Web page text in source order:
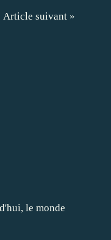
Article suivant »